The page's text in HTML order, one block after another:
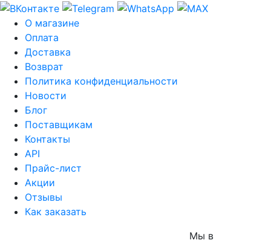
О магазине
Оплата
Доставка
Возврат
Политика конфиденциальности
Новости
Блог
Поставщикам
Контакты
API
Прайс-лист
Акции
Отзывы
Как заказать
Мы в